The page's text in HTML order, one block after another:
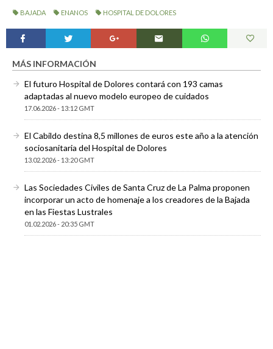
BAJADA ENANOS HOSPITAL DE DOLORES
MÁS INFORMACIÓN
El futuro Hospital de Dolores contará con 193 camas
adaptadas al nuevo modelo europeo de cuidados
17.06.2026 - 13:12 GMT
El Cabildo destina 8,5 millones de euros este año a la atención
sociosanitaria del Hospital de Dolores
13.02.2026 - 13:20 GMT
Las Sociedades Civiles de Santa Cruz de La Palma proponen
incorporar un acto de homenaje a los creadores de la Bajada
en las Fiestas Lustrales
01.02.2026 - 20:35 GMT